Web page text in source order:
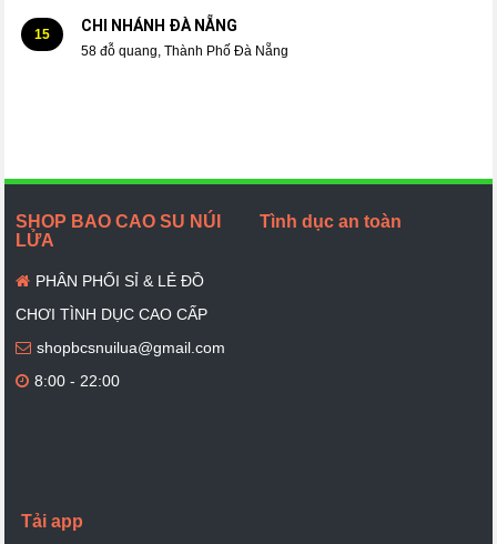
15 CHI NHÁNH ĐÀ NẴNG
58 đỗ quang, Thành Phố Đà Nẵng
SHOP BAO CAO SU NÚI
LỬA
PHÂN PHỐI SỈ & LẺ ĐỒ
CHƠI TÌNH DỤC CAO CẤP
shopbcsnuilua@gmail.com
8:00 - 22:00
Tình dục an toàn
Tải app